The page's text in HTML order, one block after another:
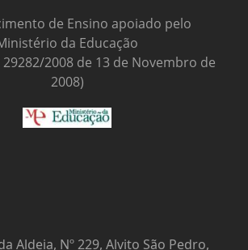
de Ensino apoiado pelo
da Educação
29282/2008 de 13 de Novembro de
2008)
Aldeia, Nº 229, Alvito São Pedro,